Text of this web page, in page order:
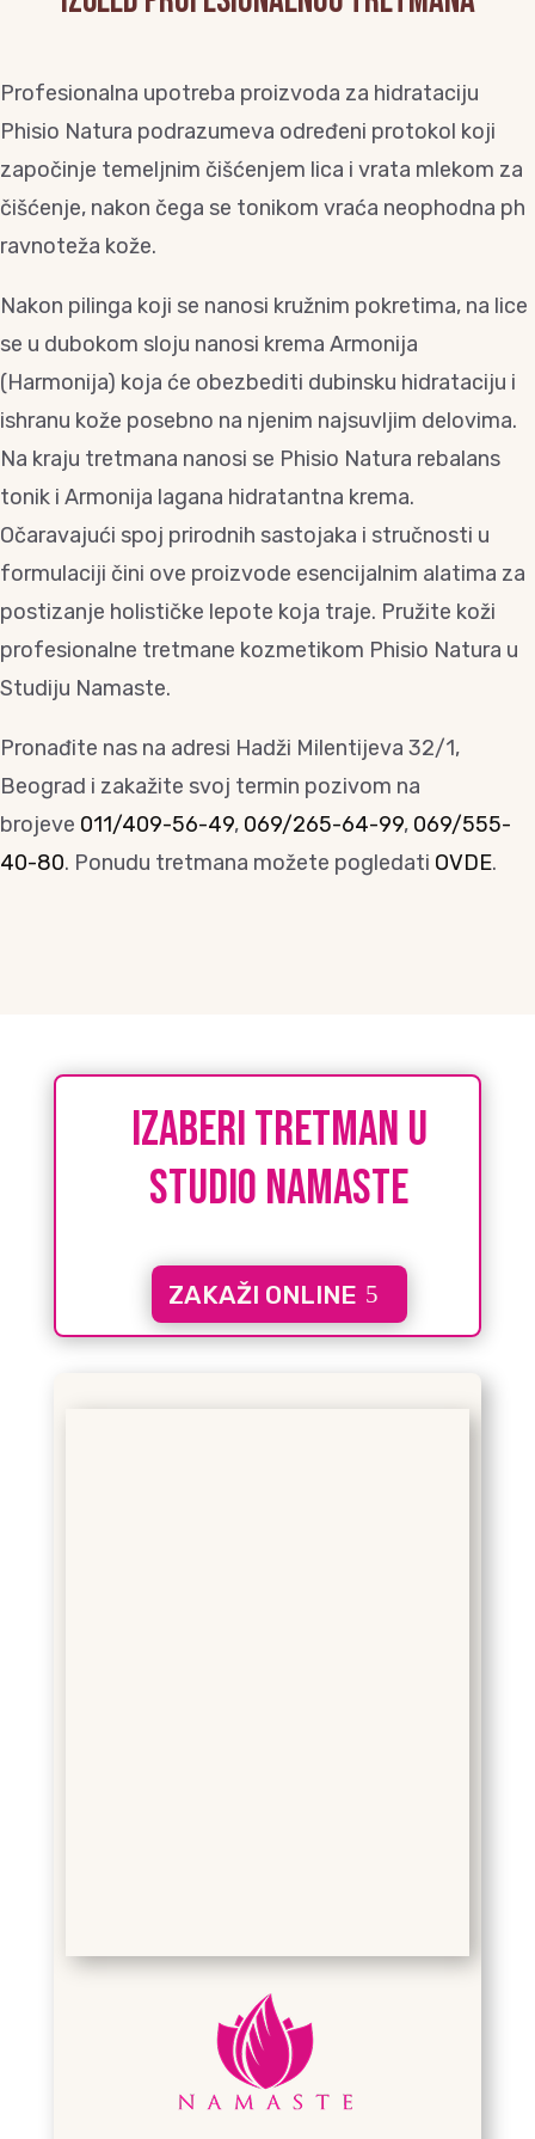
Profesionalna upotreba proizvoda za hidrataciju
Phisio Natura podrazumeva određeni protokol koji
započinje temeljnim čišćenjem lica i vrata mlekom za
čišćenje, nakon čega se tonikom vraća neophodna ph
ravnoteža kože.
Nakon pilinga koji se nanosi kružnim pokretima, na lice
se u dubokom sloju nanosi krema Armonija
(Harmonija) koja će obezbediti dubinsku hidrataciju i
ishranu kože posebno na njenim najsuvljim delovima.
Na kraju tretmana nanosi se Phisio Natura rebalans
tonik i Armonija lagana hidratantna krema.
Očaravajući spoj prirodnih sastojaka i stručnosti u
formulaciji čini ove proizvode esencijalnim alatima za
postizanje holističke lepote koja traje. Pružite koži
profesionalne tretmane kozmetikom Phisio Natura u
Studiju Namaste.
Pronađite nas na adresi Hadži Milentijeva 32/1,
Beograd i zakažite svoj termin pozivom na
brojeve 011/409-56-49, 069/265-64-99, 069/555-
40-80. Ponudu tretmana možete pogledati OVDE.
IZABERI tretman u
studio namaste
ZAKAŽI ONLINE